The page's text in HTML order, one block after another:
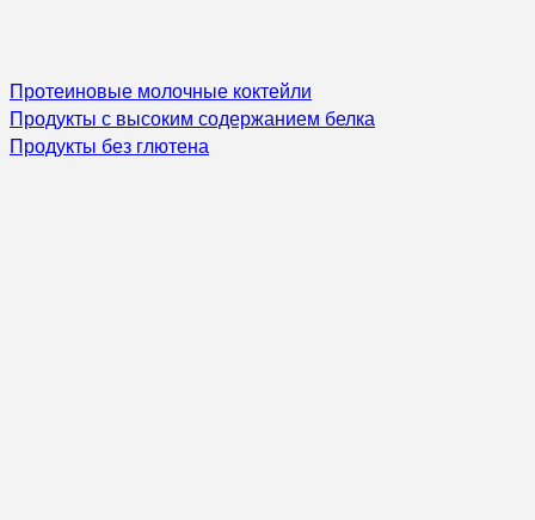
Протеиновые молочные коктейли
Продукты с высоким содержанием белка
Продукты без глютена